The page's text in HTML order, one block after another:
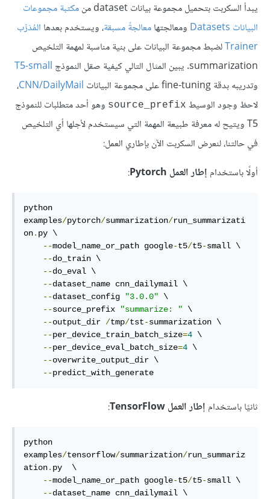
يبدأ السكربت بتحميل مجموعة بيانات dataset من
مكتبة مجموعات
البيانات Datasets
ومعالجتهامعالجةً مسبقة، ويستخدم بعدها المُدَرِّب
Trainerلضبط مجموعة البيانات على بنية مناسبة لمهمة التلخيص
summarization. يبين المثال التالي كيفية صقل النموذج
T5-small
وتدريبه بدقة fine-tuning على مجموعة البيانات
CNN/DailyMail،
لاحظ وجود الوسيط source_prefix وهو أحد متطلبات للنموذج
T5 ويتيح له معرفة طبيعة المهمة التي سيستخدم لأجلها أي التلخيص
في حالتنا، لنعرض السكربت الآن بإطاري العمل:
أولًا باستخدام إطار العمل Pytorch :
python
examples/pytorch/summarization/run_summarizati
on. py \
--model_name_or_path google-t5/t5-small \
--do_train \
--do_eval \
--dataset_name cnn_dailymail \
--dataset_config "3.0.0" \
--source_prefix "summarize: " \
--output_dir /tmp/tst-summarization \
--per_device_train_batch_size=4 \
--per_device_eval_batch_size=4 \
--overwrite_output_dir \
--predict_with_generate
ثانيًا باستخدام إطار العمل TensorFlow :
python
examples/tensorflow/summarization/run_summariz
ation. py  \
--model_name_or_path google-t5/t5-small \
--dataset_name cnn_dailymail \